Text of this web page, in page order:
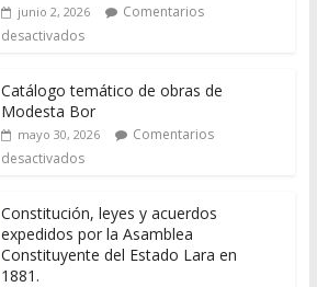
junio 2, 2026
Comentarios
desactivados
Catálogo temático de obras de
Modesta Bor
mayo 30, 2026
Comentarios
desactivados
Constitución, leyes y acuerdos
expedidos por la Asamblea
Constituyente del Estado Lara en
1881.